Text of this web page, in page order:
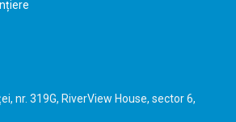
nr. 319G, RiverView House, sector 6,